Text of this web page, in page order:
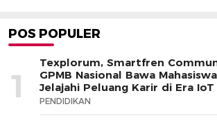
POS POPULER
1
Texplorum, Smartfren
GPMB Nasional Bawa
Jelajahi Peluang Karir di Era IoT
PENDIDIKAN